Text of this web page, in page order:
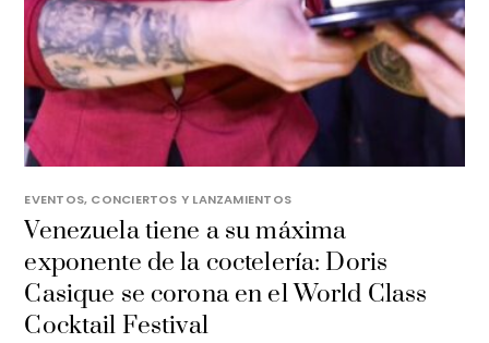
EVENTOS, CONCIERTOS Y LANZAMIENTOS
Venezuela tiene a su máxima
exponente de la coctelería: Doris
Casique se corona en el World Class
Cocktail Festival